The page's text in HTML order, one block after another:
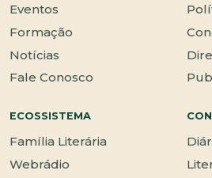
Eventos
Formação
Notícias
Fale Conosco
ECOSSISTEMA
Família Literária
Webrádio